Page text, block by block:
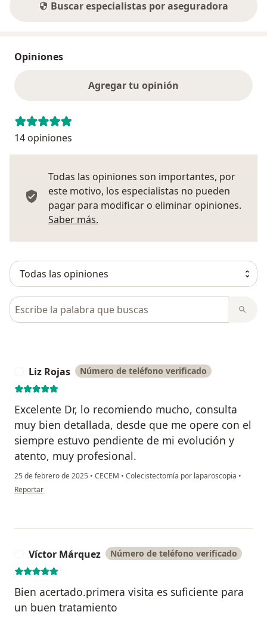
Buscar especialistas por aseguradora
Opiniones
Agregar tu opinión
14 opiniones
Todas las opiniones son importantes, por
este motivo, los especialistas no pueden
pagar para modificar o eliminar opiniones.
Saber más.
Busca en opiniones
Liz Rojas Número de teléfono verificado
Excelente Dr, lo recomiendo mucho, consulta
muy bien detallada, desde que me opere con el
siempre estuvo pendiente de mi evolución y
atento, muy profesional.
25 de febrero de 2025 • CECEM • Colecistectomía por laparoscopia •
en opinión del usuario Liz Rojas
Reportar
Víctor Márquez Número de teléfono verificado
Bien acertado.primera visita es suficiente para
un buen tratamiento